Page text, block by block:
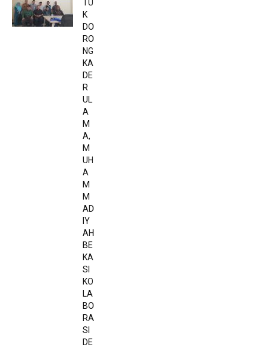
TU
K
DO
RO
NG
KA
DE
R
UL
A
M
A,
M
UH
A
M
M
AD
IY
AH
BE
KA
SI
KO
LA
BO
RA
SI
DE